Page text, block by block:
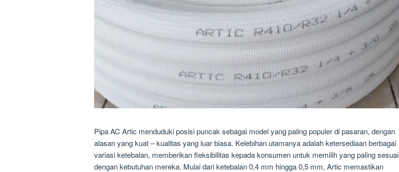
Pipa AC Artic menduduki posisi puncak sebagai model yang paling populer di pasaran, dengan
alasan yang kuat – kualitas yang luar biasa. Kelebihan utamanya adalah ketersediaan berbagai
variasi ketebalan, memberikan fleksibilitas kepada konsumen untuk memilih yang paling sesuai
dengan kebutuhan mereka. Mulai dari ketebalan 0,4 mm hingga 0,5 mm, Artic memastikan